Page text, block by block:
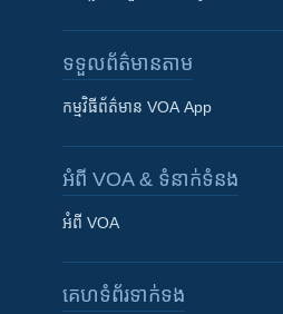
ទទួល​ព័ត៌មាន​តាម
កម្មវិធី​ព័ត៌មាន VOA App
អំពី​ VOA & ទំនាក់ទំនង
អំពី​ VOA
គេហទំព័រ​​ទាក់ទង